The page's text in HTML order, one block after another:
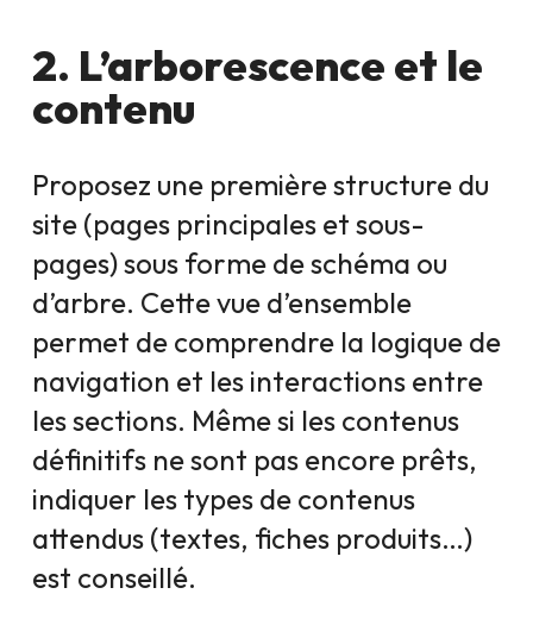
2. L’arborescence et le
contenu
Proposez une première structure du
site (pages principales et sous-
pages) sous forme de schéma ou
d’arbre. Cette vue d’ensemble
permet de comprendre la logique de
navigation et les interactions entre
les sections. Même si les contenus
définitifs ne sont pas encore prêts,
indiquer les types de contenus
attendus (textes, fiches produits…)
est conseillé.